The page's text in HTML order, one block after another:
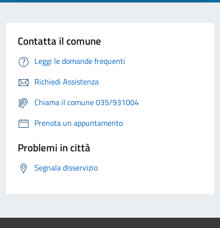
Contatta il comune
Leggi le domande frequenti
Richiedi Assistenza
Chiama il comune 035/931004
Prenota un appuntamento
Problemi in città
Segnala disservizio